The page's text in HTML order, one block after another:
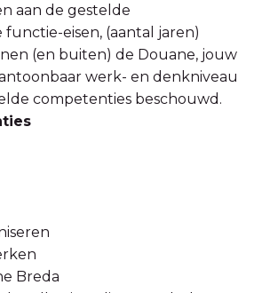
aan de gestelde
eisen, (aantal jaren)
(en buiten) de Douane, jouw
werk- en denkniveau
competenties beschouwd.
Breda